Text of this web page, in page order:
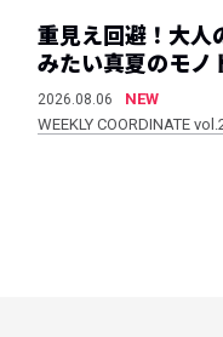
重見え回避！大人
みたい真夏のモノ
2026.08.06
NEW
WEEKLY COORDINATE